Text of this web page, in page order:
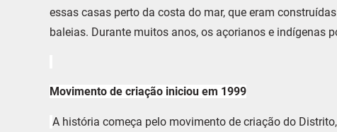
essas casas perto da costa do mar, que eram
baleias. Durante muitos anos, os açorianos e indígenas
Movimento de criação iniciou em 1999
A história começa pelo movimento de criação do